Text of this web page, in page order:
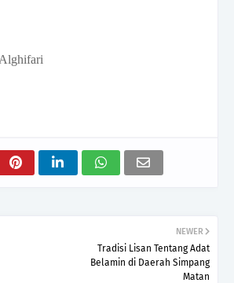
NEWER
Tradisi Lisan Tentang Adat
Belamin di Daerah Simpang
Matan